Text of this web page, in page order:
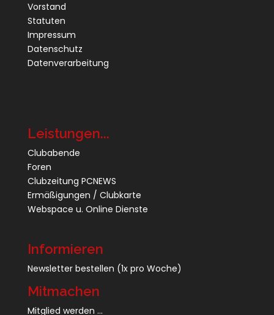
Vorstand
Statuten
Impressum
Datenschutz
Datenverarbeitung
Leistungen...
Clubabende
Foren
Clubzeitung PCNEWS
Ermäßigungen / Clubkarte
Webspace u. Online Dienste
Informieren
Newsletter bestellen (1x pro Woche)
Mitmachen
Mitglied werden ...